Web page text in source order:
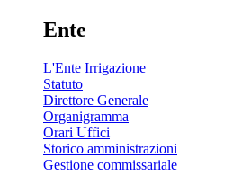
Ente
L'Ente Irrigazione
Statuto
Direttore Generale
Organigramma
Orari Uffici
Storico amministrazioni
Gestione commissariale